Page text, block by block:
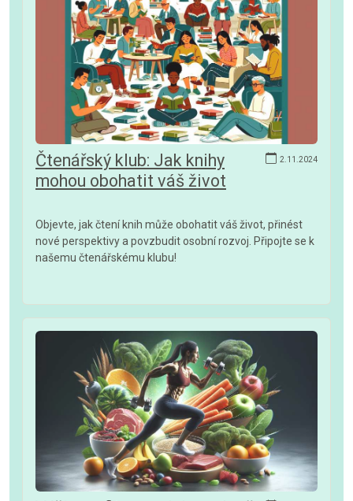
2.11.2024
Čtenářský klub: Jak knihy
mohou obohatit váš život
Objevte, jak čtení knih může obohatit váš život, přinést
nové perspektivy a povzbudit osobní rozvoj. Připojte se k
našemu čtenářskému klubu!